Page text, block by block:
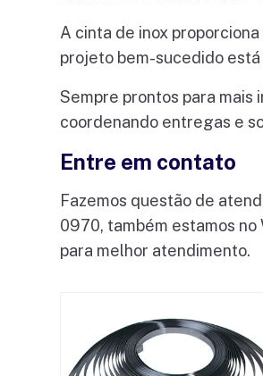
A cinta de inox
projeto bem-sucedido
Sempre prontos para
coordenando entregas e
Entre em contato
Fazemos questão de
0970, também estamos no
para melhor atendimento.